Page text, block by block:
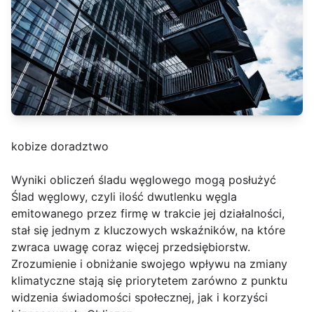
kobize doradztwo
Wyniki obliczeń śladu węglowego mogą posłużyć
Ślad węglowy, czyli ilość dwutlenku węgla
emitowanego przez firmę w trakcie jej działalności,
stał się jednym z kluczowych wskaźników, na które
zwraca uwagę coraz więcej przedsiębiorstw.
Zrozumienie i obniżanie swojego wpływu na zmiany
klimatyczne stają się priorytetem zarówno z punktu
widzenia świadomości społecznej, jak i korzyści